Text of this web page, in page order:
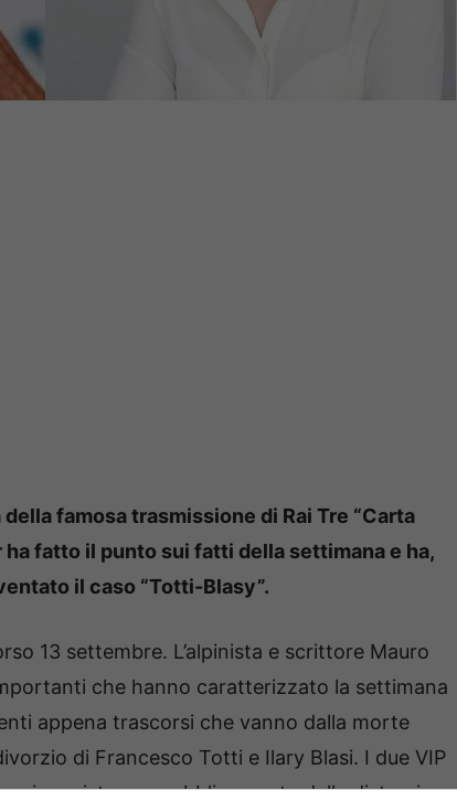
famosa trasmissione di Rai Tre “Carta
fatto il punto sui fatti della settimana e ha,
il caso “Totti-Blasy”.
13 settembre. L’alpinista e scrittore Mauro
che hanno caratterizzato la settimana
appena trascorsi che vanno dalla morte
di Francesco Totti e Ilary Blasi. I due VIP
vistosa e pubblicamente della distruzione